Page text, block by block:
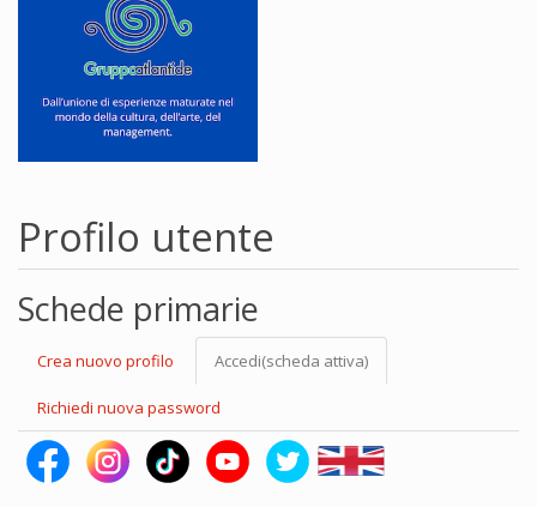
Profilo utente
Schede primarie
Crea nuovo profilo Accedi(scheda attiva)
Richiedi nuova password